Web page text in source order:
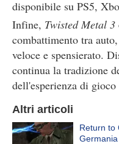
disponibile su PS5,
Infine, Twisted Metal 3
combattimento tra
veloce e spensierato.
continua la tradizione
dell'esperienza di
Altri articoli
Return to